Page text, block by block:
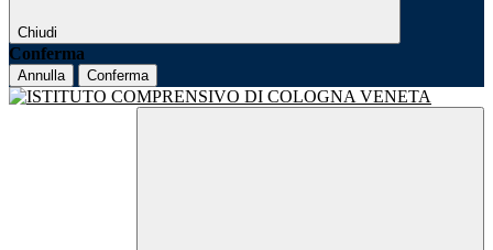
Chiudi
Conferma
Annulla Conferma